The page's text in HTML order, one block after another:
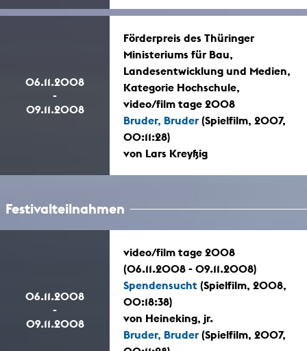
06.11.2008
-
09.11.2008
Förderpreis des Thüringer
Ministeriums für Bau,
Landesentwicklung und Medien,
Kategorie Hochschule,
video/film tage 2008
Bruder, Bruder (Spielfilm, 2007,
00:11:28)
von Lars Kreyßig
Festivalteilnahmen
06.11.2008
-
09.11.2008
video/film tage 2008
(06.11.2008 - 09.11.2008)
Spendensucht (Spielfilm, 2008,
00:18:38)
von Heineking, jr.
Bruder, Bruder (Spielfilm, 2007,